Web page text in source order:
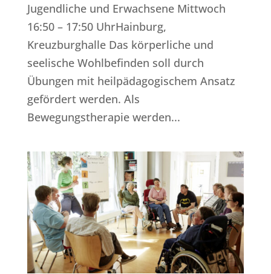
Jugendliche und Erwachsene Mittwoch
16:50 – 17:50 UhrHainburg,
Kreuzburghalle Das körperliche und
seelische Wohlbefinden soll durch
Übungen mit heilpädagogischem Ansatz
gefördert werden. Als
Bewegungstherapie werden...